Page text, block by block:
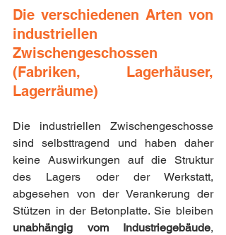
Die verschiedenen Arten von
industriellen
Zwischengeschossen
(Fabriken, Lagerhäuser,
Lagerräume)
Die industriellen Zwischengeschosse
sind selbsttragend und haben daher
keine Auswirkungen auf die Struktur
des Lagers oder der Werkstatt,
abgesehen von der Verankerung der
unabhängig vom Industriegebäude,